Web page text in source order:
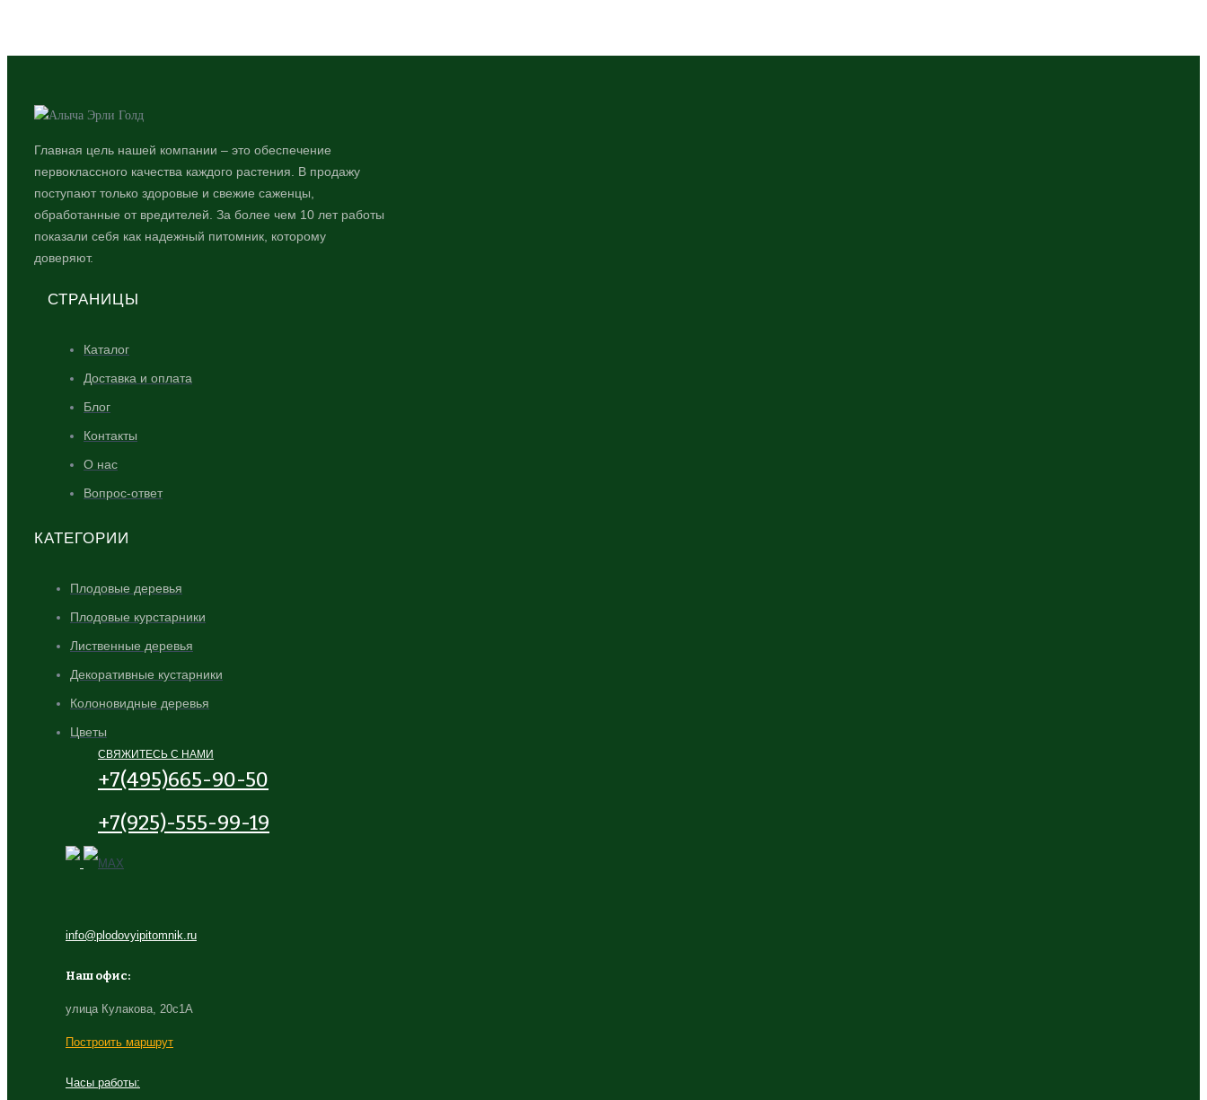
Главная цель нашей компании – это обеспечение
первоклассного качества каждого растения. В продажу
поступают только здоровые и свежие саженцы,
обработанные от вредителей. За более чем 10 лет работы
показали себя как надежный питомник, которому
доверяют.
СТРАНИЦЫ
Каталог
Доставка и оплата
Блог
Контакты
О нас
Вопрос-ответ
КАТЕГОРИИ
Плодовые деревья
Плодовые курстарники
Лиственные деревья
Декоративные кустарники
Колоновидные деревья
Цветы
СВЯЖИТЕСЬ С НАМИ
+7(495)665-90-50
+7(925)-555-99-19
info@plodovyipitomnik.ru
Наш офис:
улица Кулакова, 20с1А
Построить маршрут
Часы работы: